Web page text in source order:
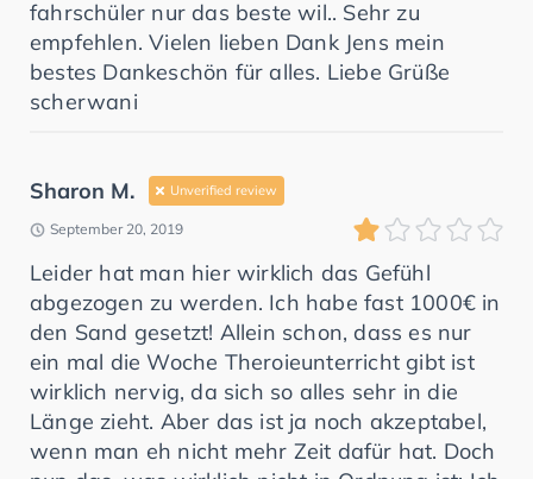
fahrschüler nur das beste wil.. Sehr zu
empfehlen. Vielen lieben Dank Jens mein
bestes Dankeschön für alles. Liebe Grüße
scherwani
Sharon M. Unverified review
September 20, 2019
Leider hat man hier wirklich das Gefühl
abgezogen zu werden. Ich habe fast 1000€ in
den Sand gesetzt! Allein schon, dass es nur
ein mal die Woche Theroieunterricht gibt ist
wirklich nervig, da sich so alles sehr in die
Länge zieht. Aber das ist ja noch akzeptabel,
wenn man eh nicht mehr Zeit dafür hat. Doch